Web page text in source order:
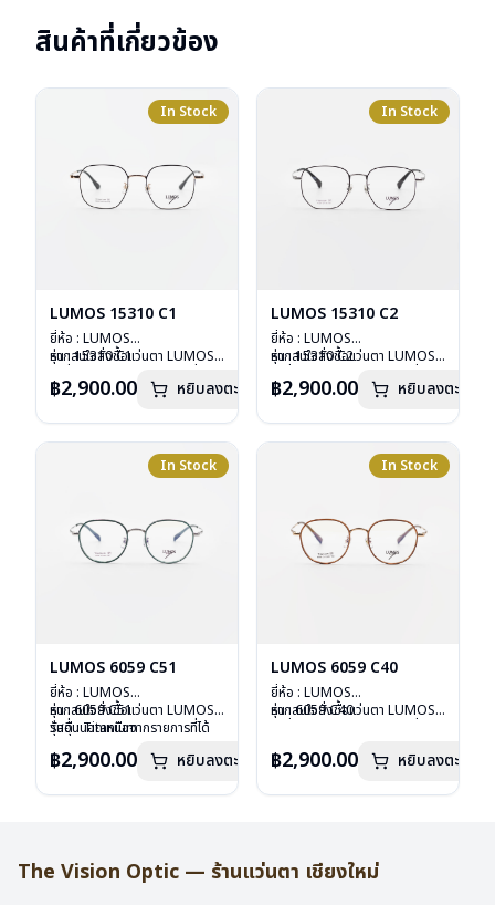
สินค้าที่เกี่ยวข้อง
In Stock
LUMOS 15310 C1
ยี่ห้อ : LUMOS
รุ่น : 15310 C1
เลนส์ : Demo Lens
น้ำหนัก : 16 กรัม
อุปกรณ์ : กล่องแว่น , ผ้าเช็ดแว่น
หากสนใจสั่งชื้อแว่นตา LUMOS
ลงไว้กรุณาติดต่อเราคลิก
฿2,900.00 หยิบลงตะกร้า
In Stock
LUMOS 15310 C2
ยี่ห้อ : LUMOS
รุ่น : 15310 C2
เลนส์ : Demo Lens
น้ำหนัก : 16 กรัม
อุปกรณ์ : กล่องแว่น , ผ้าเช็ดแว่น
หากสนใจสั่งชื้อแว่นตา LUMOS
ลงไว้กรุณาติดต่อเราคลิก
฿2,900.00 หยิบลงตะกร้า
In Stock
LUMOS 6059 C51
ยี่ห้อ : LUMOS
รุ่น : 6059 C51
วัสดุ : Titanium
บานพับ : ไม่มีสปริง
อุปกรณ์ : กล่องแว่น , ผ้าเช็ดแว่น
หากสนใจสั่งชื้อแว่นตา LUMOS
รุ่นอื่นนอกเหนือจากรายการที่ได้
฿2,900.00 หยิบลงตะกร้า
In Stock
LUMOS 6059 C40
ยี่ห้อ : LUMOS
รุ่น : 6059 C40
บานพับ : ไม่มีสปริง
อุปกรณ์ : กล่องแว่น , ผ้าเช็ดแว่น
หากสนใจสั่งชื้อแว่นตา LUMOS
฿2,900.00 หยิบลงตะกร้า
The Vision Optic — ร้านแว่นตา เชียงใหม่